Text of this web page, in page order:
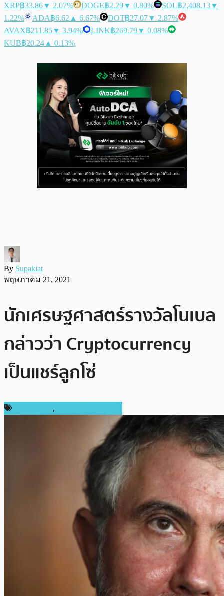
XRP฿33.86▼ 2.07% DOGE฿2.29▼ 0.80% SOL฿2,408.13▼
1.22%
ADA฿6.62 ▲ 6.67% DOT฿27.07▼ 2.87%
AVAX฿211.85▼ 3.94% LINK฿269.79▼ 0.08%
KUB฿20.24 ▲ 0.13%
By Supakiat
พฤษภาคม 21, 2021
นักเศรษฐศาสตร์รางวัลโนเบล
กล่าวว่า Cryptocurrency
เป็นแชร์ลูกโซ่
,